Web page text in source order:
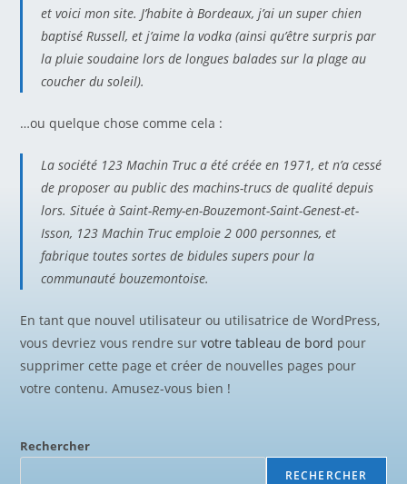
et voici mon site. J’habite à Bordeaux, j’ai un super chien
baptisé Russell, et j’aime la vodka (ainsi qu’être surpris par
la pluie soudaine lors de longues balades sur la plage au
coucher du soleil).
…ou quelque chose comme cela :
La société 123 Machin Truc a été créée en 1971, et n’a cessé
de proposer au public des machins-trucs de qualité depuis
lors. Située à Saint-Remy-en-Bouzemont-Saint-Genest-et-
Isson, 123 Machin Truc emploie 2 000 personnes, et
fabrique toutes sortes de bidules supers pour la
communauté bouzemontoise.
En tant que nouvel utilisateur ou utilisatrice de WordPress,
vous devriez vous rendre survotre tableau de bord pour
supprimer cette page et créer de nouvelles pages pour
votre contenu. Amusez-vous bien !
Rechercher
RECHERCHER